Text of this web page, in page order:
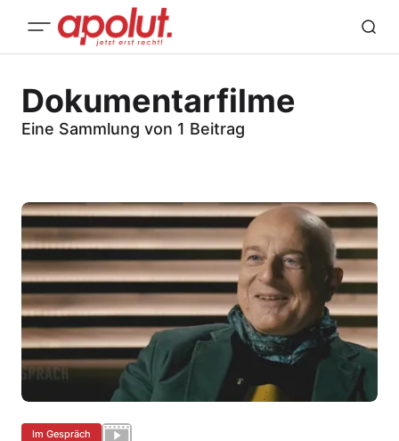
Dokumentarfilme
Eine Sammlung von 1 Beitrag
Im Gespräch